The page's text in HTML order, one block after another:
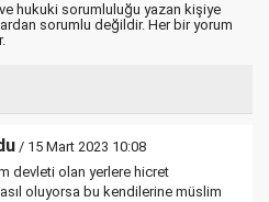
hukuki sorumluluğu yazan kişiye
sorumlu değildir. Her bir yorum
/ 15 Mart 2023 10:08
devleti olan yerlere hicret
oluyorsa bu kendilerine müslim